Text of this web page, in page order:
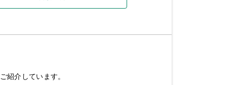
紹介しています。